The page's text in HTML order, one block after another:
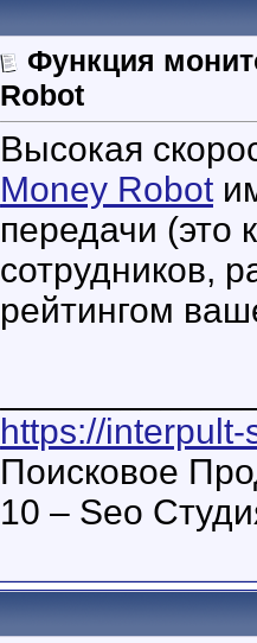
Функция
Robot
Высокая
Money Robot
передачи (это
сотрудников,
рейтингом
https://
Поисковое
10 – Seo